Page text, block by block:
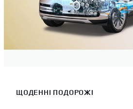
ЩОДЕННІ ПОДОРОЖІ